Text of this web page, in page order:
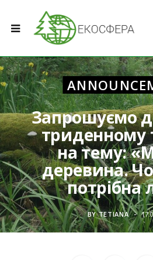
Запрошуємо
триденному
на тему:
деревина.
потрібна
BYTETIANA